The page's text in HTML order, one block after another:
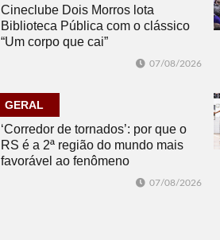
Cineclube Dois Morros lota
Biblioteca Pública com o clássico
“Um corpo que cai”
07/08/2026
GERAL
‘Corredor de tornados’: por que o
RS é a 2ª região do mundo mais
favorável ao fenômeno
07/08/2026